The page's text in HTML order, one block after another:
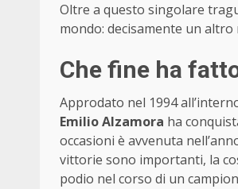
Oltre a questo singolare
mondo: decisamente un
Che fine ha
Approdato nel 1994
Emilio Alzamora ha
occasioni è avvenuta
vittorie sono importanti, la
podio nel corso di un